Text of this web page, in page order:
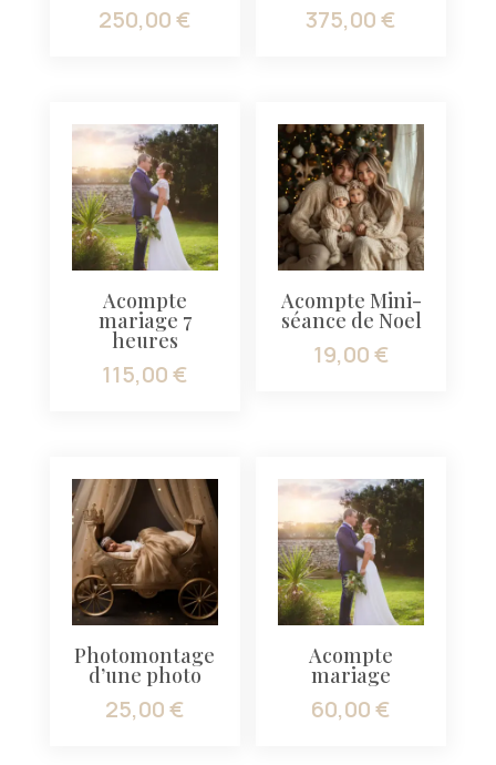
250,00€ 375,00€
Acompte
mariage 7
heures
115,00€
Acompte Mini-
séance de Noel
19,00€
Photomontage
d’une photo
25,00€
Acompte
mariage
60,00€